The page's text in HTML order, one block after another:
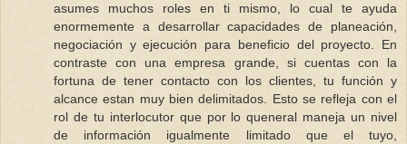
asumes muchos roles en ti mismo, lo cual te ayuda
enormemente a desarrollar capacidades de planeación,
negociación y ejecución para beneficio del proyecto. En
contraste con una empresa grande, si cuentas con la
fortuna de tener contacto con los clientes, tu función y
alcance estan muy bien delimitados. Esto se refleja con el
rol de tu interlocutor que por lo queneral maneja un nivel
de información igualmente limitado que el tuyo,